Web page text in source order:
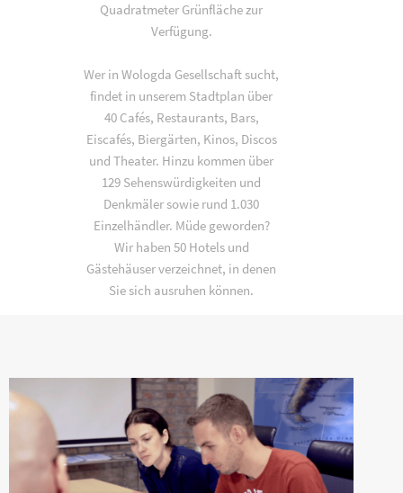
Quadratmeter Grünfläche zur
Verfügung.
Wer in Wologda Gesellschaft sucht,
findet in unserem Stadtplan über
40 Cafés, Restaurants, Bars,
Eiscafés, Biergärten, Kinos, Discos
und Theater. Hinzu kommen über
129 Sehenswürdigkeiten und
Denkmäler sowie rund 1.030
Einzelhändler. Müde geworden?
Wir haben 50 Hotels und
Gästehäuser verzeichnet, in denen
Sie sich ausruhen können.